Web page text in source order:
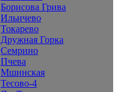
Борисова Грива
Ильичево
Токарево
Дружная Горка
Семрино
Пчева
Мшинская
Тесово-4